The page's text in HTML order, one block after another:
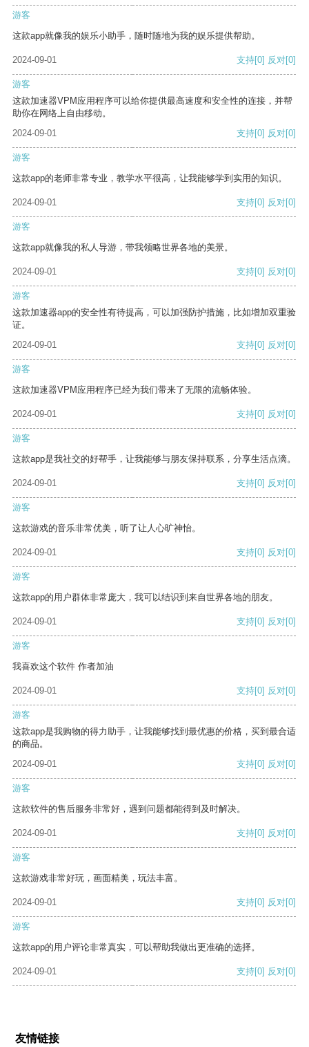
游客
这款app就像我的娱乐小助手，随时随地为我的娱乐提供帮助。
2024-09-01 支持[0] 反对[0]
游客
这款加速器VPM应用程序可以给你提供最高速度和安全性的连接，并帮
助你在网络上自由移动。
2024-09-01
支持[0] 反对[0]
游客
这款app的老师非常专业，教学水平很高，让我能够学到实用的知识。
2024-09-01 支持[0] 反对[0]
游客
这款app就像我的私人导游，带我领略世界各地的美景。
2024-09-01 支持[0] 反对[0]
游客
这款加速器app的安全性有待提高，可以加强防护措施，比如增加双重验
证。
2024-09-01
支持[0] 反对[0]
游客
这款加速器VPM应用程序已经为我们带来了无限的流畅体验。
2024-09-01 支持[0] 反对[0]
游客
这款app是我社交的好帮手，让我能够与朋友保持联系，分享生活点滴。
2024-09-01 支持[0] 反对[0]
游客
这款游戏的音乐非常优美，听了让人心旷神怡。
2024-09-01 支持[0] 反对[0]
游客
这款app的用户群体非常庞大，我可以结识到来自世界各地的朋友。
2024-09-01 支持[0] 反对[0]
游客
我喜欢这个软件 作者加油
2024-09-01 支持[0] 反对[0]
游客
这款app是我购物的得力助手，让我能够找到最优惠的价格，买到最合适
的商品。
2024-09-01
支持[0] 反对[0]
游客
这款软件的售后服务非常好，遇到问题都能得到及时解决。
2024-09-01 支持[0] 反对[0]
游客
这款游戏非常好玩，画面精美，玩法丰富。
2024-09-01 支持[0] 反对[0]
游客
这款app的用户评论非常真实，可以帮助我做出更准确的选择。
2024-09-01 支持[0] 反对[0]
友情链接